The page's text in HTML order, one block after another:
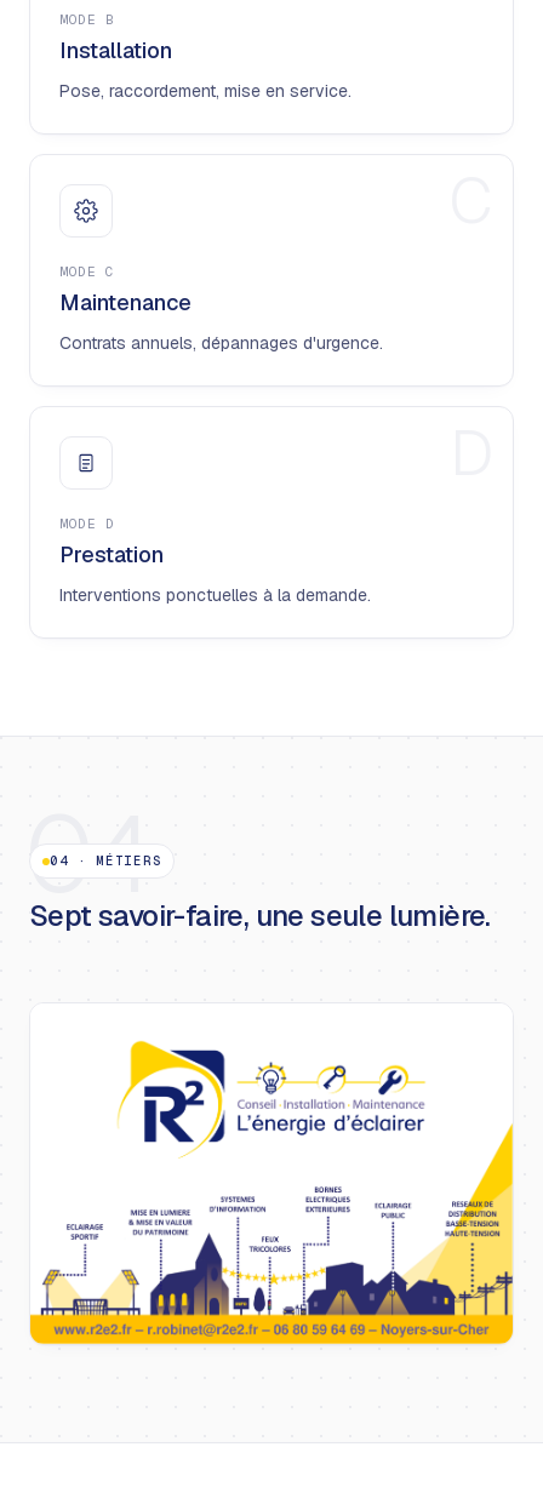
MODE B
Installation
Pose, raccordement, mise en service.
MODE C
Maintenance
Contrats annuels, dépannages d'urgence.
MODE D
Prestation
Interventions ponctuelles à la demande.
04
04 ·MÉTIERS
Sept savoir-faire, une seule lumière.